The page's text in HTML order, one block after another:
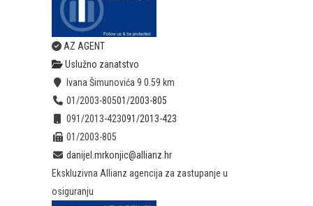
AZ AGENT
Uslužno zanatstvo
Ivana Šimunovića 9 0.59 km
01/2003-80501/2003-805
091/2013-423091/2013-423
01/2003-805
danijel.mrkonjic@allianz.hr
Ekskluzivna Allianz agencija za zastupanje u
osiguranju